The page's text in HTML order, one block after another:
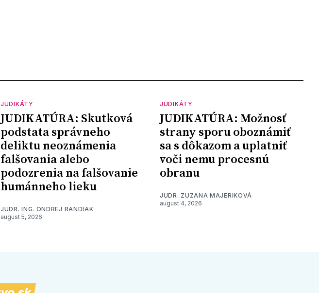
JUDIKÁTY
JUDIKATÚRA: Skutková
podstata správneho
deliktu neoznámenia
falšovania alebo
podozrenia na falšovanie
humánneho lieku
JUDR. ING. ONDREJ RANDIAK
august 5, 2026
JUDIKÁTY
JUDIKATÚRA: Možnosť
strany sporu oboznámiť
sa s dôkazom a uplatniť
voči nemu procesnú
obranu
JUDR. ZUZANA MAJERIKOVÁ
august 4, 2026